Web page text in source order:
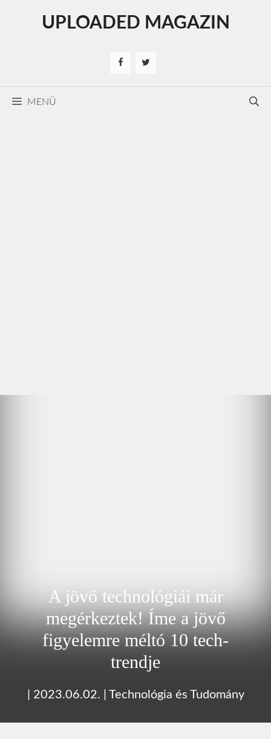
UPLOADED MAGAZIN
MENÜ
A jövő technológiái már
megérkeztek! Íme a jövő
figyelemre méltó 10 tech-
trendje
2023.06.02. Technológia és Tudomány